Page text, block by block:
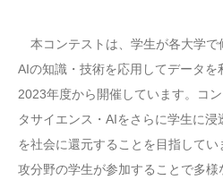
本コンテストは、学生が各大学で
AIの知識・技術を応用してデータを
2023年度から開催しています。コ
タサイエンス・AIをさらに学生に
を社会に還元することを目指して
攻分野の学生が参加することで多様